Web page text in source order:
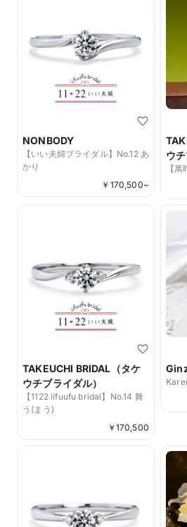
NONBODY
【いい夫婦ブライダル】No.12 あ
かり
￥ 170,500~
ウ
【
TAKEUCHI BRIDAL（タケ
ウチブライダル）
【1122 iifuufu bridal】No.14 舞
う(まう)
￥ 170,500